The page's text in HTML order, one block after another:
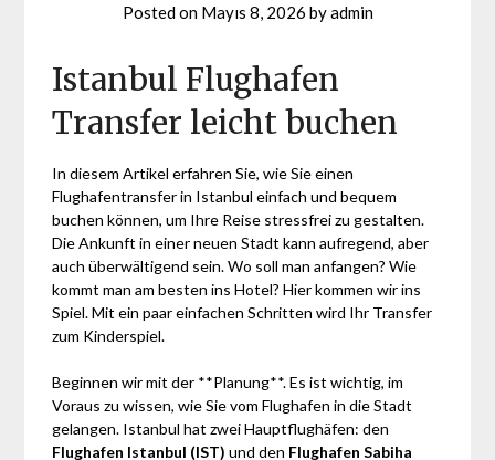
Posted on Mayıs 8, 2026 byadmin
Istanbul Flughafen
Transfer leicht buchen
In diesem Artikel erfahren Sie, wie Sie einen
Flughafentransfer in Istanbul einfach und bequem
buchen können, um Ihre Reise stressfrei zu gestalten.
Die Ankunft in einer neuen Stadt kann aufregend, aber
auch überwältigend sein. Wo soll man anfangen? Wie
kommt man am besten ins Hotel? Hier kommen wir ins
Spiel. Mit ein paar einfachen Schritten wird Ihr Transfer
zum Kinderspiel.
Beginnen wir mit der **Planung**. Es ist wichtig, im
Voraus zu wissen, wie Sie vom Flughafen in die Stadt
gelangen. Istanbul hat zwei Hauptflughäfen: den
Flughafen Istanbul (IST) und den Flughafen Sabiha